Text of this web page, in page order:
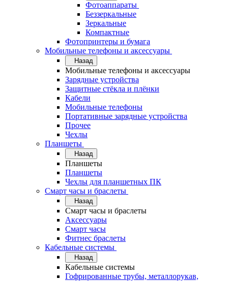
Фотоаппараты
Беззеркальные
Зеркальные
Компактные
Фотопринтеры и бумага
Мобильные телефоны и аксессуары
Назад
Мобильные телефоны и аксессуары
Зарядные устройства
Защитные стёкла и плёнки
Кабели
Мобильные телефоны
Портативные зарядные устройства
Прочее
Чехлы
Планшеты
Назад
Планшеты
Планшеты
Чехлы для планшетных ПК
Смарт часы и браслеты
Назад
Смарт часы и браслеты
Аксессуары
Смарт часы
Фитнес браслеты
Кабельные системы
Назад
Кабельные системы
Гофрированные трубы, металлорукав,